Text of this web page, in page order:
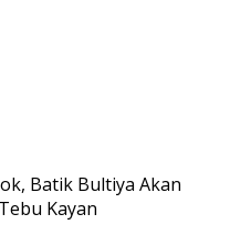
Batik Bultiya Akan
Kayan